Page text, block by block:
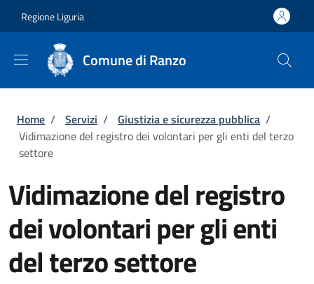
Regione Liguria
Comune di Ranzo
Briciole di pane
Home / Servizi / Giustizia e sicurezza pubblica /
Vidimazione del registro dei volontari per gli enti del terzo
settore
Vidimazione del registro
dei volontari per gli enti
del terzo settore